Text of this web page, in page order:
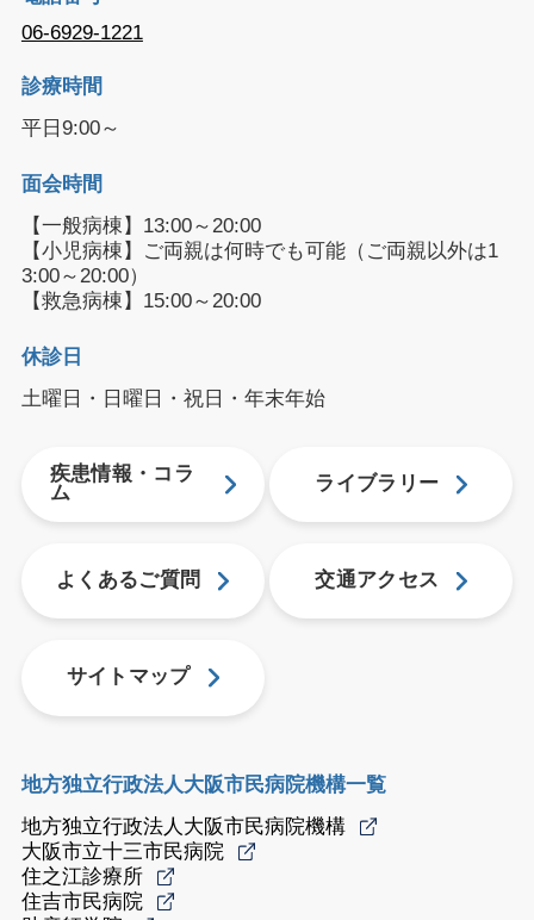
06-6929-1221
診療時間
平日9:00～
面会時間
【一般病棟】13:00～20:00
【小児病棟】ご両親は何時でも可能（ご両親以外は1
3:00～20:00）
【救急病棟】15:00～20:00
休診日
土曜日・日曜日・祝日・年末年始
疾患情報・コラ
ム
ライブラリー
よくあるご質問 交通アクセス
サイトマップ
地方独立行政法人大阪市民病院機構一覧
地方独立行政法人大阪市民病院機構
大阪市立十三市民病院
住之江診療所
住吉市民病院